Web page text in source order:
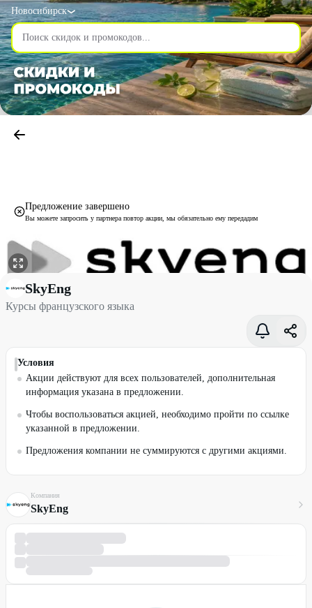
Новосибирск
Предложение завершено
Вы можете запросить у партнера повтор акции, мы обязательно ему передадим
Курсы французского языка со скидкой до 30% - SkyEng в
SkyEng
Курсы французского языка
Условия
Акции действуют для всех пользователей, дополнительная
информация указана в предложении.
Чтобы воспользоваться акцией, необходимо пройти по ссылке
указанной в предложении.
Предложения компании не суммируются с другими акциями.
Компания
SkyEng